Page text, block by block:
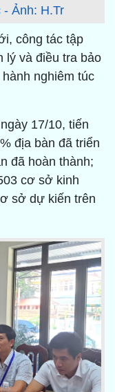
- Ảnh: H.Tr
công tác tập
lý và điều tra bảo
nghiêm túc
17/10, tiến
địa bàn đã triển
đã hoàn thành;
cơ sở kinh
sở dự kiến trên